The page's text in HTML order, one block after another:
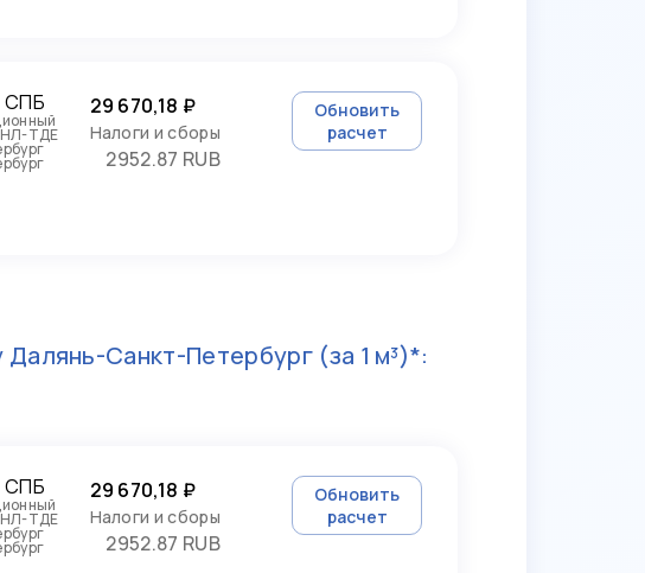
ТДЕ
29 670,18 ₽
Налоги и сборы
2952.87 RUB
Обновить
расчет
Далянь-Санкт-Петербург(за 1 м³)*:
ТДЕ
29 670,18 ₽
Налоги и сборы
2952.87 RUB
Обновить
расчет